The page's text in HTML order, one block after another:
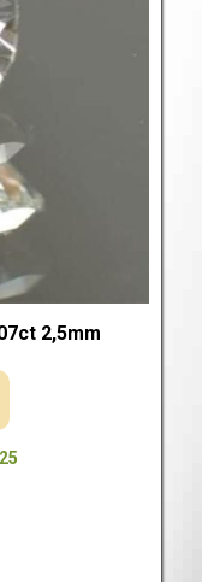
2,5mm